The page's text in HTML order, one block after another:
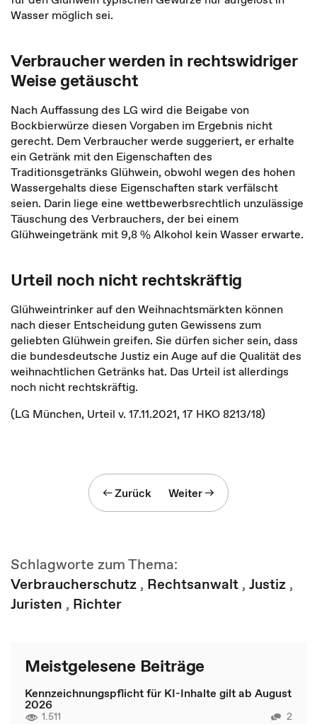
Wasser möglich sei.
Verbraucher werden in rechtswidriger
Weise getäuscht
Nach Auffassung des LG wird die Beigabe von
Bockbierwürze diesen Vorgaben im Ergebnis nicht
gerecht. Dem Verbraucher werde suggeriert, er erhalte
ein Getränk mit den Eigenschaften des
Traditionsgetränks Glühwein, obwohl wegen des hohen
Wassergehalts diese Eigenschaften stark verfälscht
seien. Darin liege eine wettbewerbsrechtlich unzulässige
Täuschung des Verbrauchers, der bei einem
Glühweingetränk mit 9,8 % Alkohol kein Wasser erwarte.
Urteil noch nicht rechtskräftig
Glühweintrinker auf den Weihnachtsmärkten können
nach dieser Entscheidung guten Gewissens zum
geliebten Glühwein greifen. Sie dürfen sicher sein, dass
die bundesdeutsche Justiz ein Auge auf die Qualität des
weihnachtlichen Getränks hat. Das Urteil ist allerdings
noch nicht rechtskräftig.
(LG München, Urteil v. 17.11.2021, 17 HKO 8213/18)
Zurück Weiter
Schlagworte zum Thema:
Verbraucherschutz , Rechtsanwalt , Justiz ,
Juristen , Richter
Meistgelesene Beiträge
Kennzeichnungspflicht für KI-Inhalte gilt ab August
2026
1.511 2